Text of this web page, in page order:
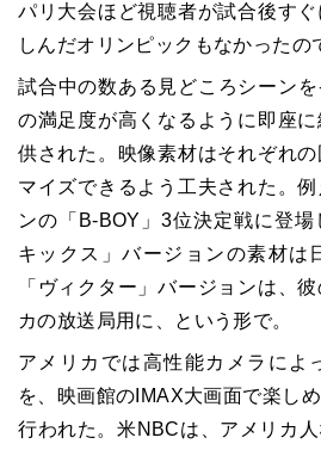
パリ大会ほど視聴者が試合後す
しんだオリンピックもなかったの
試合中の数ある見どころシーン
の満足度が高くなるように即座
供された。映像素材はそれぞれ
マイズできるよう工夫された。
ンの「B-BOY」3位決定戦に登
キックス」バージョンの素材は
「ヴィクター」バージョンは、
カの放送局用に、という形で。
アメリカでは高性能カメラによ
を、映画館のIMAX大画面で楽し
行われた。米NBCは、アメリカ